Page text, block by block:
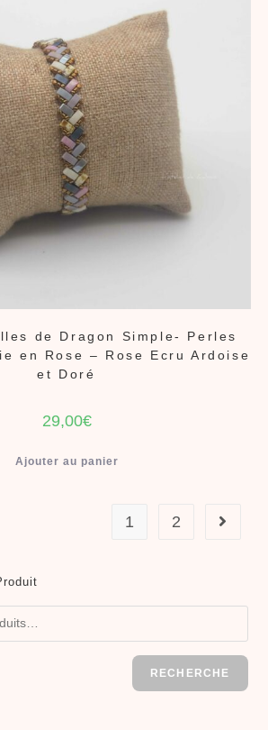
de Dragon Simple- Perles
en Rose – Rose Ecru Ardoise
et Doré
29,00€
Ajouter au panier
1 2
RECHERCHE